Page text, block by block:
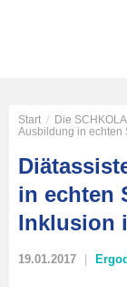
Start / Die SCHKOLA
Ausbildung in echten
in echten
Inklusion
19.01.2017